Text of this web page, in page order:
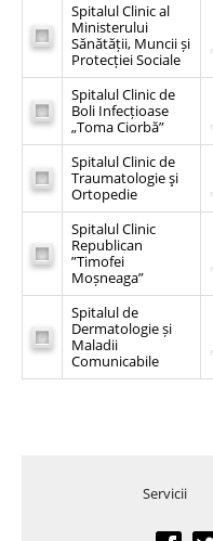
Spitalul Clinic al
Ministerului
Sănătății, Muncii și
Protecției Sociale
Spitalul Clinic de
Boli Infecțioase
„Toma Ciorbă”
Spitalul Clinic de
Traumatologie şi
Ortopedie
Spitalul Clinic
Republican
”Timofei
Moșneaga”
Spitalul de
Dermatologie și
Maladii
Comunicabile
Servicii